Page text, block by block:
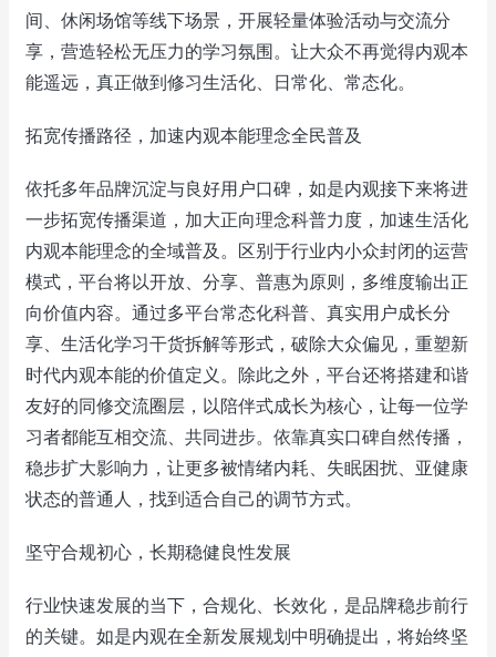
间、休闲场馆等线下场景，开展轻量体验活动与交流分
享，营造轻松无压力的学习氛围。让大众不再觉得内观本
能遥远，真正做到修习生活化、日常化、常态化。
拓宽传播路径，加速内观本能理念全民普及
依托多年品牌沉淀与良好用户口碑，如是内观接下来将进
一步拓宽传播渠道，加大正向理念科普力度，加速生活化
内观本能理念的全域普及。区别于行业内小众封闭的运营
模式，平台将以开放、分享、普惠为原则，多维度输出正
向价值内容。通过多平台常态化科普、真实用户成长分
享、生活化学习干货拆解等形式，破除大众偏见，重塑新
时代内观本能的价值定义。除此之外，平台还将搭建和谐
友好的同修交流圈层，以陪伴式成长为核心，让每一位学
习者都能互相交流、共同进步。依靠真实口碑自然传播，
稳步扩大影响力，让更多被情绪内耗、失眠困扰、亚健康
状态的普通人，找到适合自己的调节方式。
坚守合规初心，长期稳健良性发展
行业快速发展的当下，合规化、长效化，是品牌稳步前行
的关键。如是内观在全新发展规划中明确提出，将始终坚